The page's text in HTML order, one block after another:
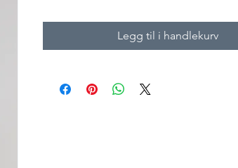
Legg til i handlekurv